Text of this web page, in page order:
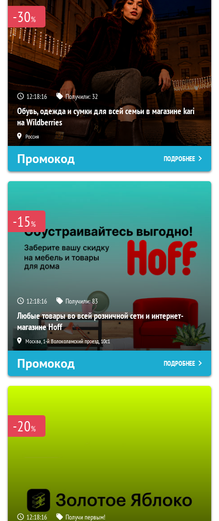
-30%
12:18:15 Получили: 32
Обувь, одежда и сумки для всей семьи в магазине kari
на Wildberries
Россия
Промокод ПОДРОБНЕЕ
-15%
12:18:15 Получили:83
Любые товары во всей розничной сети и интернет-
магазине Hoff
Москва, 1-й Волоколамский проезд, 10с1
Промокод ПОДРОБНЕЕ
-20%
12:18:15 Получи первым!